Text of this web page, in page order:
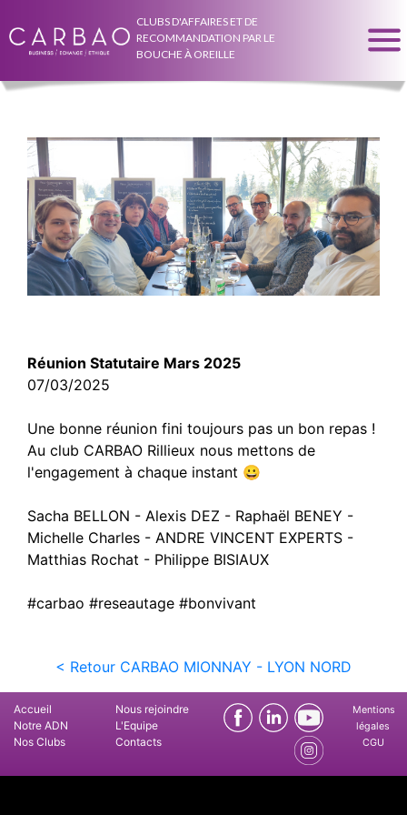
CLUBS D'AFFAIRES ET DE
RECOMMANDATION PAR LE
BOUCHE À OREILLE
Réunion Statutaire Mars 2025
07/03/2025
Une bonne réunion fini toujours pas un bon repas !
Au club CARBAO Rillieux nous mettons de
l'engagement à chaque instant 😀
Sacha BELLON - Alexis DEZ - Raphaël BENEY -
Michelle Charles - ANDRE VINCENT EXPERTS -
Matthias Rochat - Philippe BISIAUX
#carbao #reseautage #bonvivant
< Retour CARBAO MIONNAY - LYON NORD
Accueil
Notre ADN
Nos Clubs
Nous rejoindre
L'Equipe
Contacts
Mentions
légales
CGU